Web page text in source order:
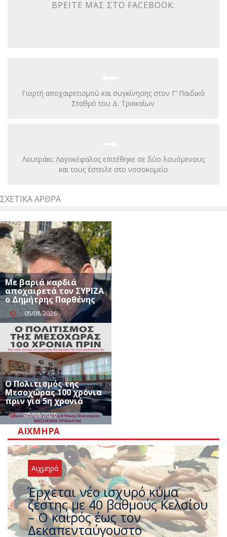
ΒΡΕΊΤΕ ΜΑΣ ΣΤΟ FACEBOOK:
Γιορτή αποχαιρετισμού και συγκίνησης στον Γ’ Παιδικό
Σταθμό του Δ. Τρικκαίων
Λουτράκι: Λαγοκέφαλος επιτέθηκε σε δύο λουόμενους
και τους έστειλε στο νοσοκομείο
ΣΧΕΤΙΚΆ ΆΡΘΡΑ
Με βαριά καρδιά
αποχαιρετά τον ΣΥΡΙΖΑ
ο Δημήτρης Παρθένης
05/08/2026
Ο Πολιτισμός της
Μεσοχώρας 100 χρόνια
πριν για 5η χρονιά
05/08/2026
ΑΙΧΜΗΡΆ
Αιχμηρά
Άφαντος ο Τσίπρας… την ώρα
που η χώρα καίγεται